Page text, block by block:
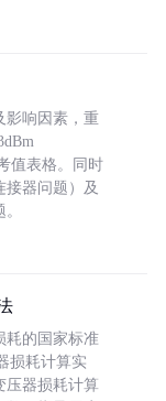
影响因素，重
值表格。同时
器问题）及
耗的国家标准
损耗计算实
压器损耗计算